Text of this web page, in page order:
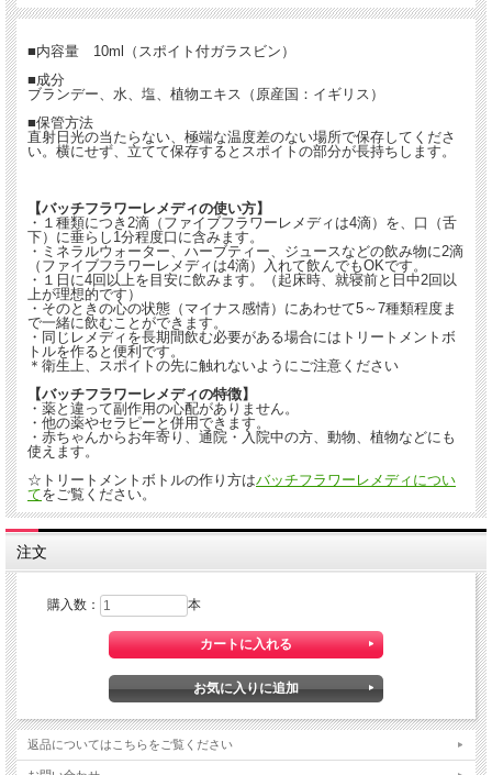
■内容量 10ml（スポイト付ガラスビン）
■成分
ブランデー、水、塩、植物エキス（原産国：イギリス）
■保管方法
直射日光の当たらない、極端な温度差のない場所で保存してくださ
い。横にせず、立てて保存するとスポイトの部分が長持ちします。
【バッチフラワーレメディの使い方】
・１種類につき2滴（ファイブフラワーレメディは4滴）を、口（舌
下）に垂らし1分程度口に含みます。
・ミネラルウォーター、ハーブティー、ジュースなどの飲み物に2滴
（ファイブフラワーレメディは4滴）入れて飲んでもOKです。
・１日に4回以上を目安に飲みます。（起床時、就寝前と日中2回以
上が理想的です）
・そのときの心の状態（マイナス感情）にあわせて5～7種類程度ま
で一緒に飲むことができます。
・同じレメディを長期間飲む必要がある場合にはトリートメントボ
トルを作ると便利です。
＊衛生上、スポイトの先に触れないようにご注意ください
【バッチフラワーレメディの特徴】
・薬と違って副作用の心配がありません。
・他の薬やセラピーと併用できます。
・赤ちゃんからお年寄り、通院・入院中の方、動物、植物などにも
使えます。
☆トリートメントボトルの作り方はバッチフラワーレメディについ
てをご覧ください。
注文
購入数： 本
返品についてはこちらをご覧ください